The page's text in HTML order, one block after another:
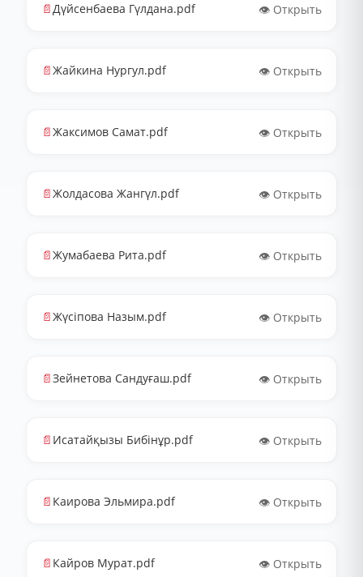
📄Дүйсенбаева Гүлдана.pdf 👁️ Открыть
📄Жайкина Нургул.pdf 👁️ Открыть
📄Жаксимов Самат.pdf 👁️ Открыть
📄Жолдасова Жангүл.pdf 👁️ Открыть
📄Жумабаева Рита.pdf 👁️ Открыть
📄Жүсіпова Назым.pdf 👁️ Открыть
📄Зейнетова Сандуғаш.pdf 👁️ Открыть
📄 Исатайқызы Бибінұр.pdf 👁️ Открыть
📄 Каирова Эльмира.pdf 👁️ Открыть
📄 Кайров Мурат.pdf 👁️ Открыть